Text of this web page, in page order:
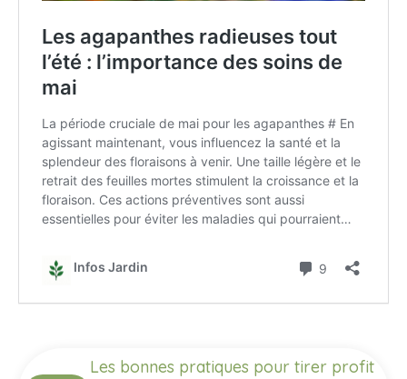
Les bonnes pratiques pour tirer profit